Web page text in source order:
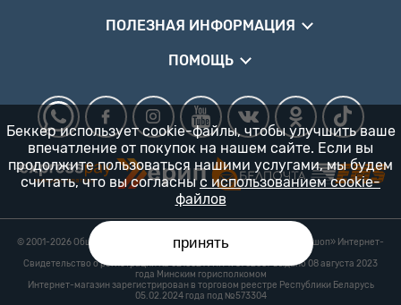
ПОЛЕЗНАЯ ИНФОРМАЦИЯ
ПОМОЩЬ
© 2001-2026 Общество с ограниченной ответственностью «Гарденшоп» Интернет-
магазин «БЕККЕР™» 24/7
Свидетельство о регистрации № 0218821 УНП 193702687 выдано 08 августа 2023
года Минским горисполкомом
Интернет-магазин зарегистрирован в торговом реестре Республики Беларусь
05.02.2024 года под №573304
Беккер использует cookie-файлы, чтобы улучшить ваше
впечатление от покупок на нашем сайте. Если вы
продолжите пользоваться нашими услугами, мы будем
считать, что вы согласны с использованием cookie-
файлов
принять